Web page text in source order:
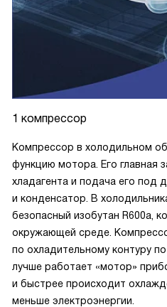
1 компрессор
Компрессор в холодильном
функцию мотора. Его главная
хладагента и подача его под
и конденсатор. В
безопасный изобутан R600a,
окружающей среде.
по охладительному контуру
лучше работает «мотор»
и быстрее происходит
меньше электроэнергии.